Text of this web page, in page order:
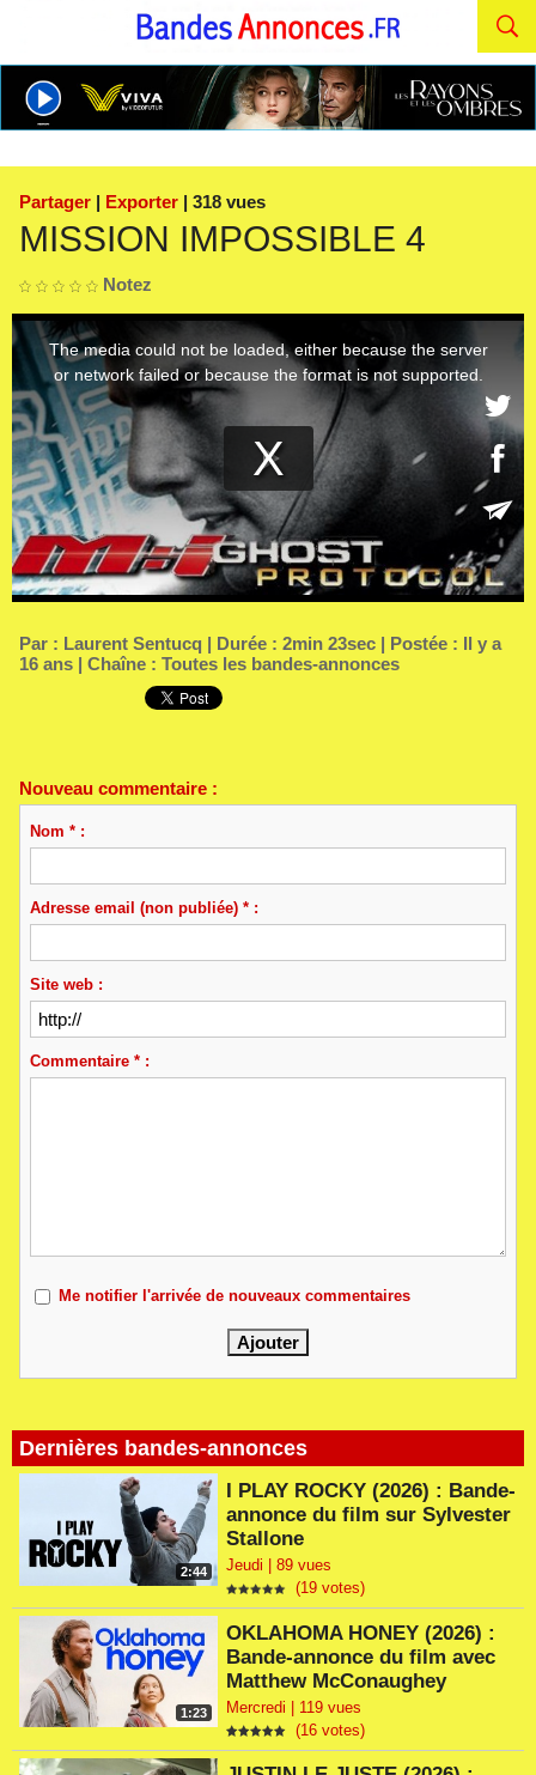
Partager | Exporter | 318 vues
MISSION IMPOSSIBLE 4
Notez
Dernières bandes-annonces
2:44
I PLAY ROCKY (2026) : Bande-
annonce du film sur Sylvester
Stallone
Jeudi | 89 vues
(19 votes)
1:23
OKLAHOMA HONEY (2026) :
Bande-annonce du film avec
Matthew McConaughey
Mercredi | 119 vues
(16 votes)
Par : Laurent Sentucq | Durée : 2min 23sec | Postée : Il y a
16 ans | Chaîne : Toutes les bandes-annonces
Nouveau commentaire :
Nom * :
Adresse email (non publiée) * :
Site web :
Commentaire * :
Me notifier l'arrivée de nouveaux commentaires